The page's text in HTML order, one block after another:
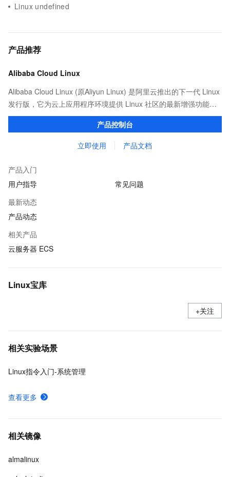
Linux undefined
产品推荐
Alibaba Cloud Linux
Alibaba Cloud Linux (原Aliyun Linux) 是阿里云推出的下一代 Linux
发行版，它为云上应用程序环境提供 Linux 社区的最新增强功能，
在提供云上最佳用户体验的同时，也针对阿里云基础设施做了深度
产品控制台
立即使用 产品文档
产品入门
用户指导
常见问题
最新动态
产品动态
相关产品
云服务器 ECS
Linux宝库
+关注
相关实验场景
Linux指令入门-系统管理
查看更多
相关镜像
almalinux